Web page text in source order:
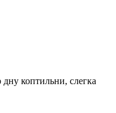
коптильни, слегка